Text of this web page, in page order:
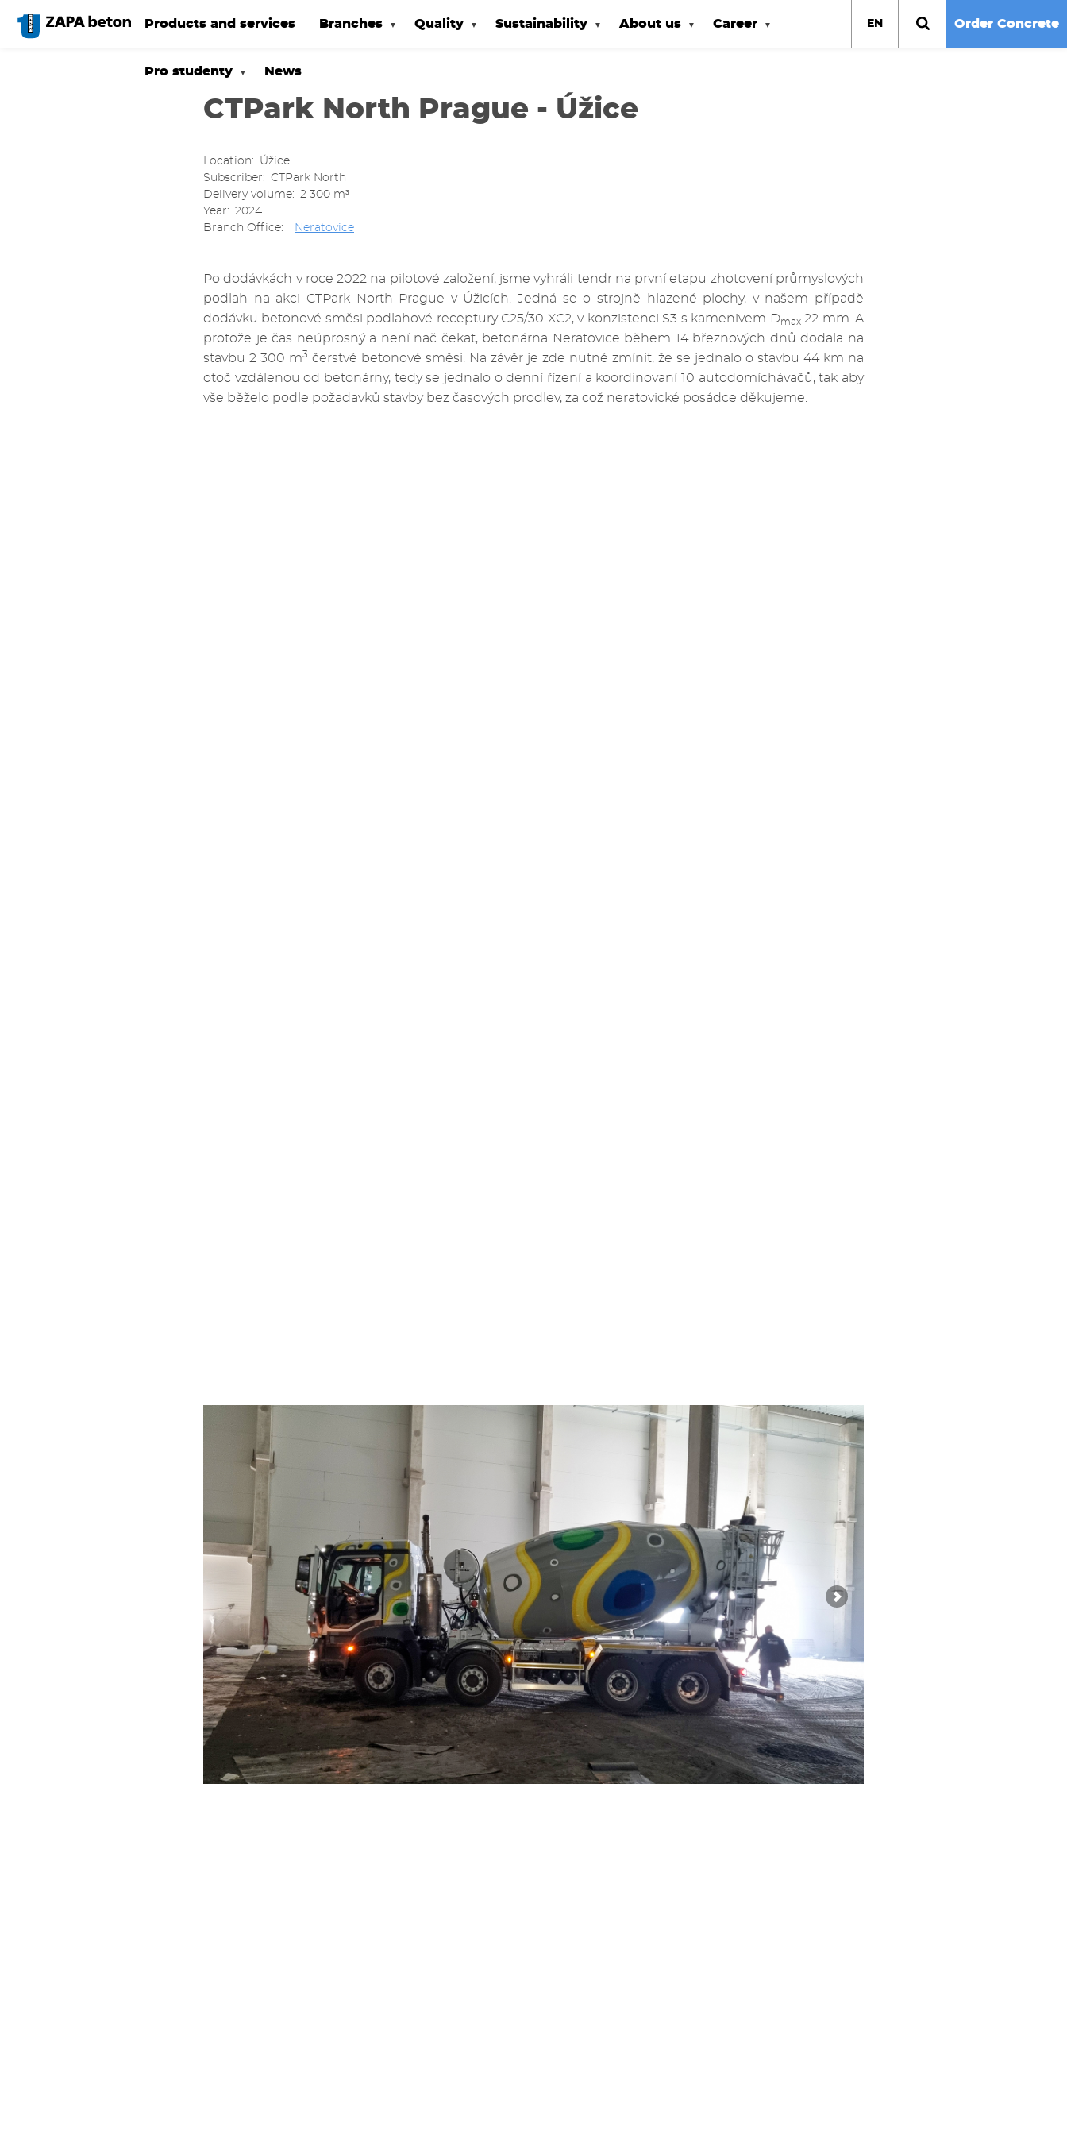
main
Products and services Branches Quality Sustainability About us Career
Pro studenty News
EN Order Concrete
CTPark North Prague - Úžice
Location
Úžice
Subscriber
CTPark North
Delivery volume
2 300 m³
Year
2024
Branch Office
Neratovice
Po dodávkách v roce 2022 na pilotové založení, jsme vyhráli tendr na první etapu zhotovení průmyslových
podlah na akci CTPark North Prague v Úžicích. Jedná se o strojně hlazené plochy, v našem případě
dodávku betonové směsi podlahové receptury C25/30 XC2, v konzistenci S3 s kamenivem Dmax22 mm. A
protože je čas neúprosný a není nač čekat, betonárna Neratovice během 14 březnových dnů dodala na
stavbu 2 300 m3 čerstvé betonové směsi. Na závěr je zde nutné zmínit, že se jednalo o stavbu 44 km na
otoč vzdálenou od betonárny, tedy se jednalo o denní řízení a koordinovaní 10 autodomíchávačů, tak aby
vše běželo podle požadavků stavby bez časových prodlev, za což neratovické posádce děkujeme.